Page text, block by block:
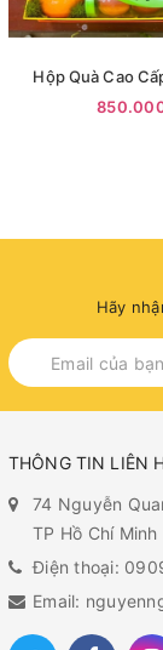
Hộp Quà Cao
Hãy
THÔNG TIN LIÊN
74 Nguyễn
TP Hồ Chí Minh
Điện thoại:
Email: